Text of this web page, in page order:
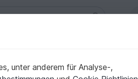
unter anderem für Analyse-,